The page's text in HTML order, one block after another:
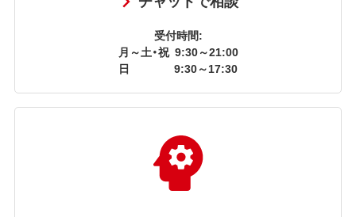
受付時間:
月～土・祝 9:30～21:00
日
9:30～17:30